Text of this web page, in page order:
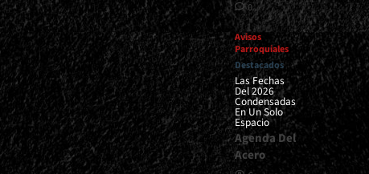
0
Avisos
Parroquiales
Destacados
Las Fechas
Del 2026
Condensadas
En Un Solo
Espacio
Agenda Del
Acero